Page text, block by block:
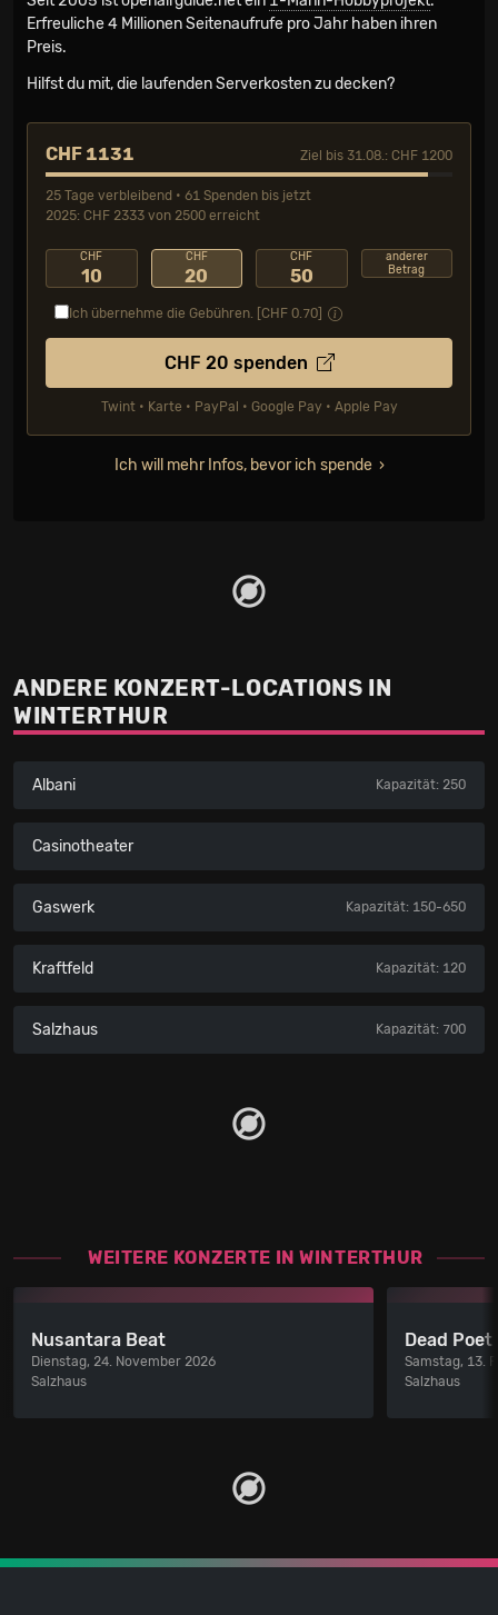
Erfreuliche 4 Millionen Seiten­aufrufe pro Jahr haben ihren
Preis.
Hilfst du mit, die laufenden Serverkosten zu decken?
CHF 1131 Ziel bis 31.08.: CHF 1200
25 Tage verbleibend • 61 Spenden bis jetzt
2025: CHF 2333 von 2500 erreicht
CHF
10
CHF
20
CHF
50
anderer
Betrag
Ich übernehme die Gebühren. [CHF 0.70
CHF 20 spenden
Twint • Karte • PayPal • Google Pay • Apple Pay
Ich will mehr Infos, bevor ich spende
ANDERE KONZERT-LOCATIONS IN
WINTERTHUR
Albani Kapazität: 250
Casinotheater
Gaswerk Kapazität: 150-650
Kraftfeld Kapazität: 120
Salzhaus Kapazität: 700
WEITERE KONZERTE IN WINTERTHUR
Nusantara Beat
Dienstag, 24. November 2026
Salzhaus
Dead
Samstag, 13.
Salzhaus